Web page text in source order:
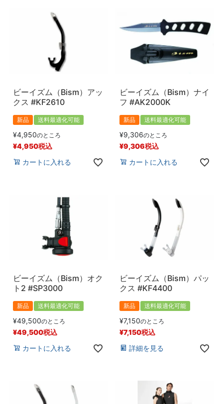
ビーイズム（Bism）アッ
クス #KF2610
新品 送料最適化可能
¥4,950のところ
¥4,950税込
カートに入れる
ビーイズム（Bism）ナイ
フ #AK2000K
新品 送料最適化可能
¥9,306のところ
¥9,306税込
カートに入れる
ビーイズム（Bism）オク
ト2 #SP3000
新品 送料最適化可能
¥49,500のところ
¥49,500税込
カートに入れる
ビーイズム（Bism）パッ
クス #KF4400
新品 送料最適化可能
¥7,150のところ
¥7,150税込
詳細を見る